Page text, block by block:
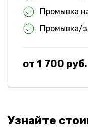
Промывка
Промывка/
от 1 700 руб.
Узнайте